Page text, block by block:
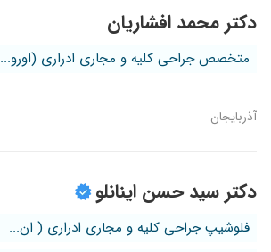
دکتر محمد افشاریان
متخصص جراحی کلیه و مجاری ادراری (اورو...
آذربایجان
دکتر سید حسن اینانلو
فلوشیپ جراحی کلیه و مجاری ادراری ( ان...